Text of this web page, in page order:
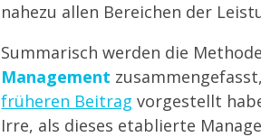
nahezu allen Bereichen der
Summarisch werden die
Management
früheren Beitrag vorgestellt
Irre, als dieses etablierte